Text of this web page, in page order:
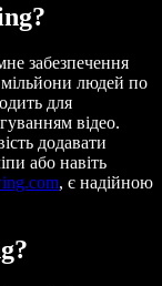
забезпечення
мільйони людей по
для
відео.
додавати
або навіть
, є надійною